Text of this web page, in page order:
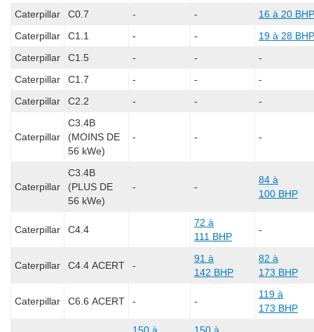
Caterpillar
C0.7 - -
16 à 20 BHP
Caterpillar
C1.1 - -
19 à 28 BHP
Caterpillar
C1.5 - -
-
Caterpillar
C1.7 - -
-
Caterpillar
C2.2 - - -
Caterpillar
C3.4B
(MOINS DE
56 kWe)
- - -
Caterpillar
C3.4B
(PLUS DE
56 kWe)
- -
84 à
100 BHP
Caterpillar C4.4
72 à
111 BHP
-
Caterpillar C4.4 ACERT -
91 à
142 BHP
82 à
173 BHP
Caterpillar C6.6 ACERT - -
119 à
173 BHP